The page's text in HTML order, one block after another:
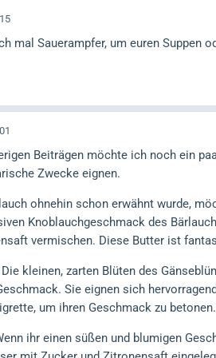
mal Sauerampfer, um euren Suppen
Beiträgen möchte ich noch ein
Zwecke eignen.
ohnehin schon erwähnt wurde,
Knoblauchgeschmack des
vermischen. Diese Butter ist
kleinen, zarten Blüten des
Sie eignen sich
um ihren Geschmack zu betonen.
ihr einen süßen und blumigen